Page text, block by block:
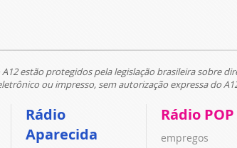
estão protegidos pela legislação brasileira sobre
ou impresso, sem autorização expressa do
Rádio
Aparecida
Rádio POP
empregos